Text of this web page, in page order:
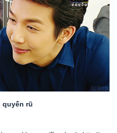
quyến rũ